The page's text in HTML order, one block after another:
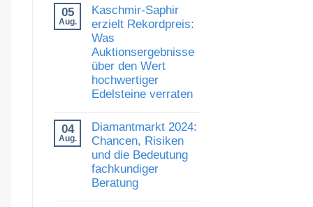
Gilbertson
für
den
Diamantkauf
bedeutet
zu
Luxusschmuckmarkt
zeigt
Stärke:
Was
die
Nachfrage
nach
Diamanten
und
bedeutet
05
Aug.
Kaschmir-Saphir
erzielt Rekordpreis:
Was
Auktionsergebnisse
über den Wert
hochwertiger
Edelsteine verraten
zu
Kaschmir-
Saphir
erzielt
Rekordpreis:
Was
Auktionsergebnisse
04
Aug.
Diamantmarkt 2024:
Chancen, Risiken
und die Bedeutung
fachkundiger
Beratung